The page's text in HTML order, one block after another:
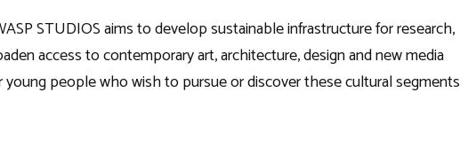
STUDIOS aims to develop sustainable infrastructure for research,
access to contemporary art, architecture, design and new media
people who wish to pursue or discover these cultural segments